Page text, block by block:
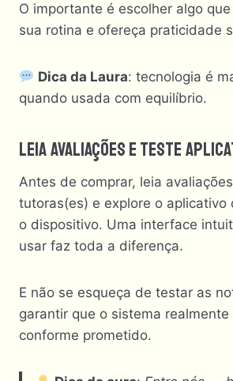
O importante é escolher algo
sua rotina e ofereça praticidade
Dica da Laura: tecnologia é
quando usada com equilíbrio.
Leia Avaliações E Teste
Antes de comprar, leia
tutoras(es) e explore o aplicativo
o dispositivo. Uma interface
usar faz toda a diferença.
E não se esqueça de testar as
garantir que o sistema realmente
conforme prometido.